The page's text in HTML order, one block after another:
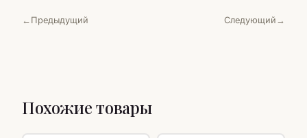
Предыдущий Следующий
Похожие товары